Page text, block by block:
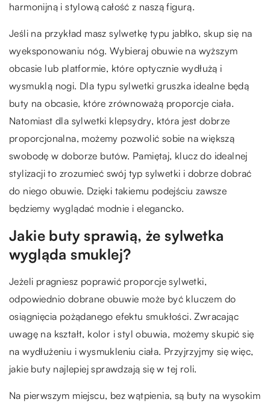
harmonijną i stylową całość z naszą figurą.
Jeśli na przykład masz sylwetkę typu jabłko, skup się na
wyeksponowaniu nóg. Wybieraj obuwie na wyższym
obcasie lub platformie, które optycznie wydłużą i
wysmuklą nogi. Dla typu sylwetki gruszka idealne będą
buty na obcasie, które zrównoważą proporcje ciała.
Natomiast dla sylwetki klepsydry, która jest dobrze
proporcjonalna, możemy pozwolić sobie na większą
swobodę w doborze butów. Pamiętaj, klucz do idealnej
stylizacji to zrozumieć swój typ sylwetki i dobrze dobrać
do niego obuwie. Dzięki takiemu podejściu zawsze
będziemy wyglądać modnie i elegancko.
Jakie buty sprawią, że sylwetka
wygląda smuklej?
Jeżeli pragniesz poprawić proporcje sylwetki,
odpowiednio dobrane obuwie może być kluczem do
osiągnięcia pożądanego efektu smukłości. Zwracając
uwagę na kształt, kolor i styl obuwia, możemy skupić się
na wydłużeniu i wysmukleniu ciała. Przyjrzyjmy się więc,
jakie buty najlepiej sprawdzają się w tej roli.
Na pierwszym miejscu, bez wątpienia, są buty na wysokim